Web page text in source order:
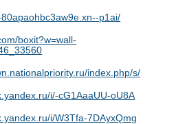
p1ai/
boxit?w=wall-
index.php/s/
i/-cG1AaaUU-oU8A
i/W3Tfa-7DAyxQmg